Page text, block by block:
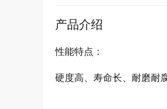
产品介绍
性能特点：
硬度高、寿命长、耐磨耐